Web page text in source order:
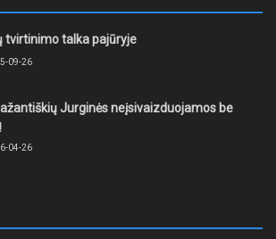
tvirtinimo talka pajūryje
09-26
Jurginės neįsivaizduojamos be
04-26